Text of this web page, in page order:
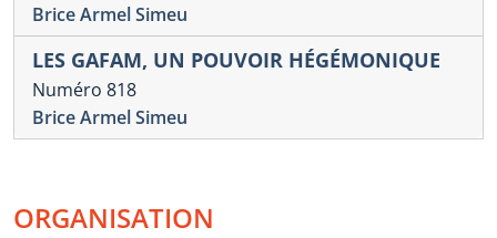
Brice Armel Simeu
LES GAFAM, UN POUVOIR HÉGÉMONIQUE
Numéro 818
Brice Armel Simeu
ORGANISATION